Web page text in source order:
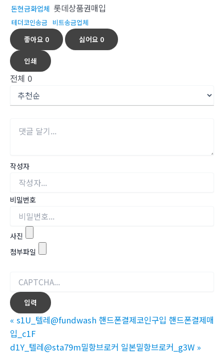
돈현금화업체 롯데상품권매입
테더코인송금 비트송금업체
좋아요 0 싫어요 0
인쇄
전체 0
작성자
비밀번호
사진
첨부파일
« s1U_텔레@fundwash 핸드폰결제코인구입 핸드폰결제매
입_c1F
d1Y_텔레@sta79m밀항브로커 일본밀항브로커_g3W »